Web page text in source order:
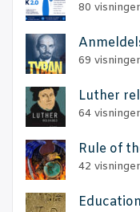
80 visninger
69 visninger
Lut­her
64 visninger
Rule of
42 visninger